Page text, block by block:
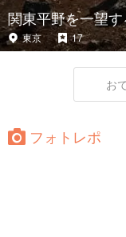
関東平野を一望
東京 17
お
フォトレポ